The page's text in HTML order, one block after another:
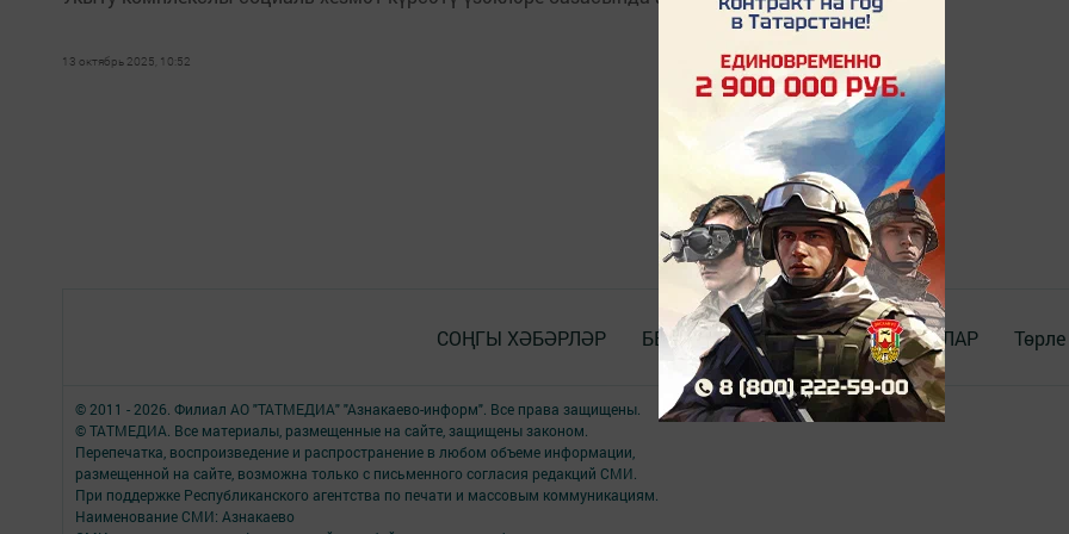
13 октябрь 2025, 10:52
СОҢГЫ ХӘБӘРЛӘР БЕЗ_WhatsApp_та ДОКУМЕНТЛАР
© 2011 - 2026. Филиал АО "ТАТМЕДИА" "Азнакаево-информ". Все права защищены.
© ТАТМЕДИА. Все материалы, размещенные на сайте, защищены законом.
Перепечатка, воспроизведение и распространение в любом объеме информации,
размещенной на сайте, возможна только с письменного согласия редакций СМИ.
При поддержке Республиканского агентства по печати и массовым коммуникациям.
Наименование СМИ: Азнакаево